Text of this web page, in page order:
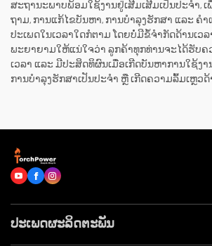
ສະຖານະພາບພ້ອມໃຊ້ງານຢູ່ເສີມເສີມເປັນປະຈຳ,
ຖາມ, ການແກ້ໄຂບັນຫາ, ການບໍາລຸງຮັກສາ ແລະ ຄ
ປະເພດໃນເວລາໃດກໍຕາມ ໂດຍບໍ່ມີຂໍ້ຈຳກັດດ້ານເວລ
ພະຍາຍາມໃຫ້ແນ່ໃຈວ່າ ລູກຄ້າທຸກທ່ານຈະໄດ້ຮັບຄ
ເວລາ ແລະ ມີປະສິດທິຜົນເມື່ອເກີດບັນຫາການໃຊ້ງ
ການບໍາລຸງຮັກສາເປັນປະຈຳ ຫຼື ເກີດຄວາມລົ້ມເຫຼວ
ປະເພດຜະລິດຕະພັນ